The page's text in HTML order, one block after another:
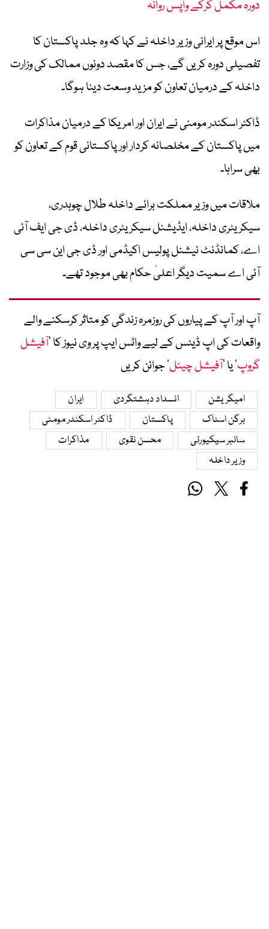
دورہ مکمل کرکے واپس روانہ
اس موقع پر ایرانی وزیر داخلہ نے کہا کہ وہ جلد پاکستان کا
تفصیلی دورہ کریں گے، جس کا مقصد دونوں ممالک کی وزارت
داخلہ کے درمیان تعاون کو مزید وسعت دینا ہوگا۔
ڈاکٹر اسکندر مومنی نے ایران اور امریکا کے درمیان مذاکرات
میں پاکستان کے مخلصانہ کردار اور پاکستانی قوم کے تعاون کو
بھی سراہا۔
ملاقات میں وزیر مملکت برائے داخلہ طلال چوہدری،
سیکریٹری داخلہ، ایڈیشنل سیکریٹری داخلہ، ڈی جی ایف آئی
اے، کمانڈنٹ نیشنل پولیس اکیڈمی اور ڈی جی این سی سی
آئی اے سمیت دیگر اعلیٰ حکام بھی موجود تھے۔
آپ اور آپ کے پیاروں کی روزمرہ زندگی کو متاثر کرسکنے والے
واقعات کی اپ ڈیٹس کے لیے واٹس ایپ پر وی نیوز کا ’آفیشل
گروپ‘ یا ’آفیشل چینل‘ جوائن کریں
امیگریشن انسداد دہشتگردی
ایران
برگن اسٹاک
پاکستان
ڈاکٹر اسکندر مومنی
سائبر سیکیورٹی
محسن نقوی
مذاکرات
وزیر داخلہ